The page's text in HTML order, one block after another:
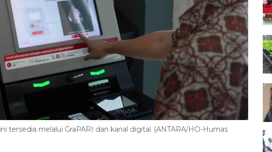
tersedia melalui GraPARI dan kanal digital. (ANTARA/HO-Humas